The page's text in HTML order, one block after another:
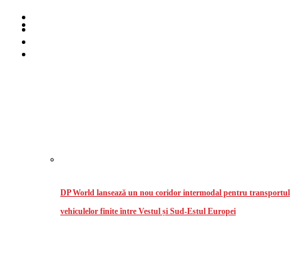
DP World lansează un nou coridor intermodal pentru transportul
vehiculelor finite între Vestul și Sud-Estul Europei